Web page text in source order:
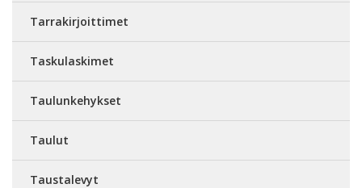
Tarrakirjoittimet
Taskulaskimet
Taulunkehykset
Taulut
Taustalevyt